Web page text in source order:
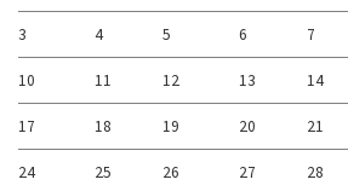
3 4 5 6 7
10 11 12 13 14
17 18 19 20 21
24 25 26 27 28